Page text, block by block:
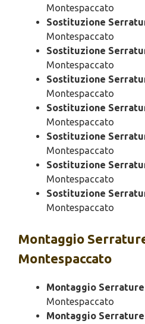
Montespaccato
Sostituzione
Montespaccato
Sostituzione
Montespaccato
Sostituzione
Montespaccato
Sostituzione
Montespaccato
Sostituzione
Montespaccato
Sostituzione
Montespaccato
Sostituzione
Montespaccato
Montaggio
Montespaccato
Montaggio
Montespaccato
Montaggio